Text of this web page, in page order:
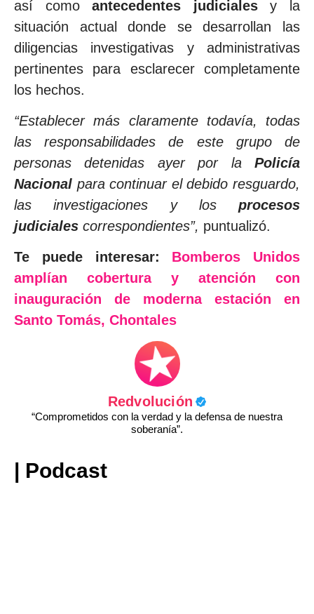
así comoantecedentes judicialesy la
situación actual donde se desarrollan las
diligencias investigativas y administrativas
pertinentes para esclarecer completamente
los hechos.
“Establecer más claramente todavía, todas
las responsabilidades de este grupo de
personas detenidas ayer por la Policía
Nacional para continuar el debido resguardo,
las investigaciones y los procesos
judiciales correspondientes”, puntualizó.
Te puede interesar: Bomberos Unidos
amplían cobertura y atención con
inauguración de moderna estación en
Santo Tomás, Chontales
Redvolución
“Comprometidos con la verdad y la defensa de nuestra
soberanía”.
| Podcast